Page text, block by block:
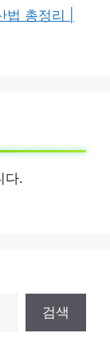
총정리 |
다.
검색